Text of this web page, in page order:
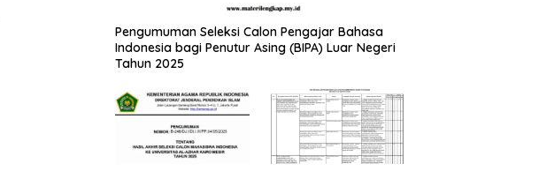
Pengumuman Seleksi Calon Pengajar Bahasa
Indonesia bagi Penutur Asing (BIPA) Luar Negeri
Tahun 2025